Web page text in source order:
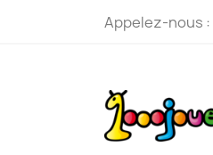
Appelez-nous :